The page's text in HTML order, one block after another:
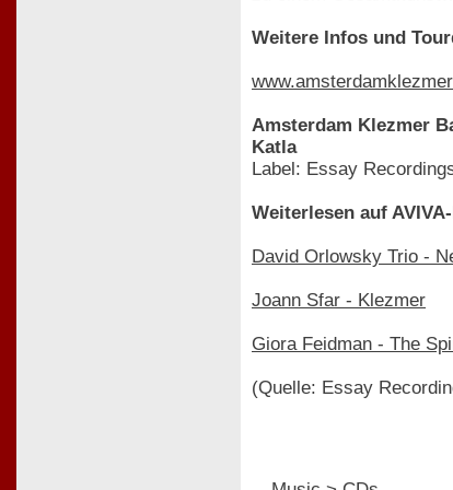
Weitere Infos und
Amsterdam Klezmer
Katla
Label: Essay
Weiterlesen auf
David Orlowsky Trio -
Joann Sfar - Klezmer
Giora Feidman - The
(Quelle: Essay